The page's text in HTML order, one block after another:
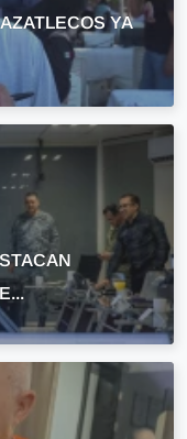
YA